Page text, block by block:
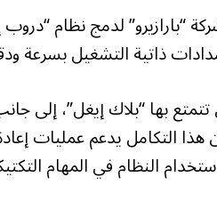
“بارازيرو” لدمج نظام
ذاتية التشغيل بسرعة
بها “بلاك إيغل”، إلى
التكامل يدعم عمليات
النظام في المهام